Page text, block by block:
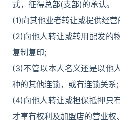
式，征得总部(支部)的承认。
(1)向其他业者转让或提供经
(2)向他人转让或转用配发的
复制复印;
(3)不管以本人名义还是以他
种的其他连锁，或有连锁关系;
(4)向他人转让或担保抵押只
才享有权利及加盟店的营业